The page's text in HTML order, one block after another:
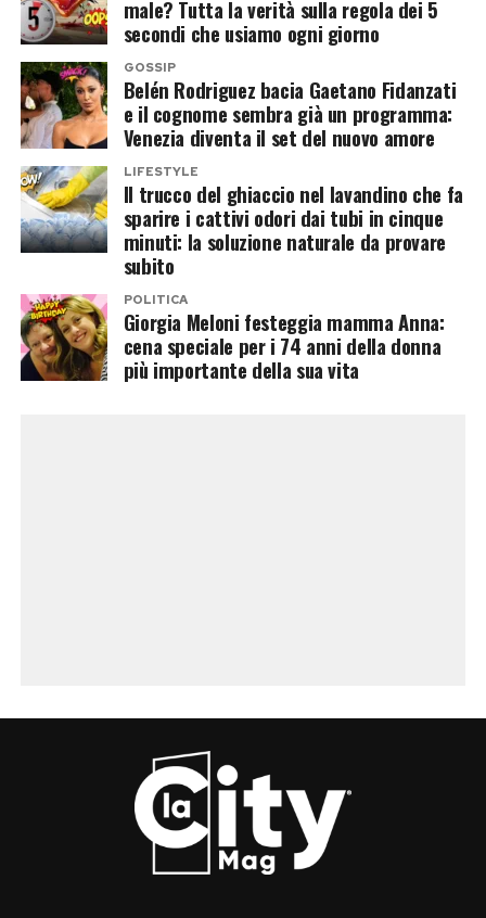
male? Tutta la verità sulla regola dei 5
secondi che usiamo ogni giorno
GOSSIP
Belén Rodriguez bacia Gaetano Fidanzati
e il cognome sembra già un programma:
Venezia diventa il set del nuovo amore
LIFESTYLE
Il trucco del ghiaccio nel lavandino che fa
sparire i cattivi odori dai tubi in cinque
minuti: la soluzione naturale da provare
subito
POLITICA
Giorgia Meloni festeggia mamma Anna:
cena speciale per i 74 anni della donna
più importante della sua vita